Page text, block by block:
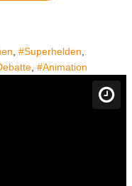
, #Superhelden,
, #Animation